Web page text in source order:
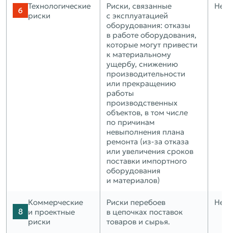
Технологические
риски
Риски, связанные
с эксплуатацией
оборудования: отказы
в работе оборудования,
которые могут привести
к материальному
ущербу, снижению
производительности
или прекращению
работы
производственных
объектов, в том числе
по причинам
невыполнения плана
ремонта (из‑за отказа
или увеличения сроков
поставки импортного
оборудования
и материалов)
Нет
Коммерческие
и проектные
риски
Риски перебоев
в цепочках поставок
товаров и сырья.
Нет